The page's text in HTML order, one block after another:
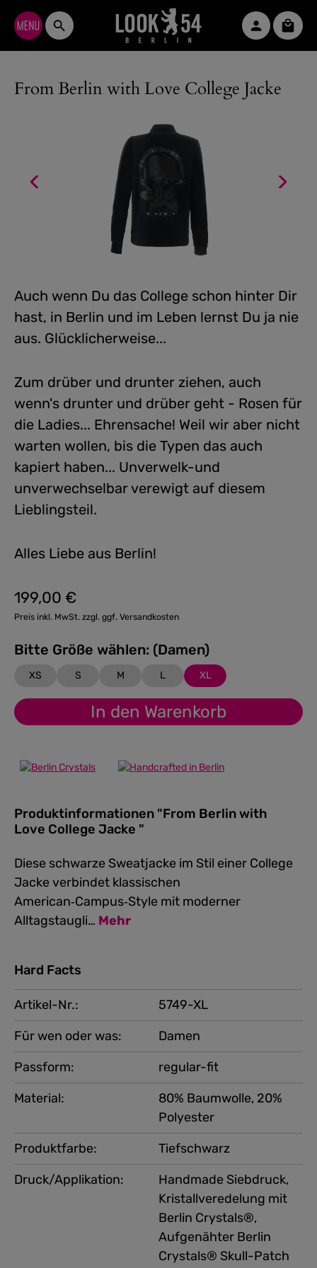
Zum Hauptinhalt springen
From Berlin with Love College Jacke
Auch wenn Du das College schon hinter Dir
hast, in Berlin und im Leben lernst Du ja nie
aus. Glücklicherweise...
Zum drüber und drunter ziehen, auch
wenn's drunter und drüber geht - Rosen für
die Ladies... Ehrensache! Weil wir aber nicht
warten wollen, bis die Typen das auch
kapiert haben... Unverwelk-und
unverwechselbar verewigt auf diesem
Lieblingsteil.
Alles Liebe aus Berlin!
Regulärer Preis:
199,00 €
Preis inkl. MwSt. zzgl. ggf. Versandkosten
Bitte Größe wählen: (Damen)
XS S M L XL
In den Warenkorb
Produktinformationen "From Berlin with
Love College Jacke "
Diese schwarze Sweatjacke im Stil einer College
Jacke verbindet klassischen
American‑Campus‑Style mit moderner
Alltagstaugli… Mehr
Hard Facts
Artikel-Nr.:
5749-XL
Für wen oder was:
Damen
Produktfarbe: Tiefschwarz
Material:
80% Baumwolle, 20%
Polyester
Druck/Applikation:
Handmade Siebdruck,
Kristallveredelung mit
Berlin Crystals®,
Aufgenähter Berlin
Crystals® Skull-Patch
Passform: regular-fit